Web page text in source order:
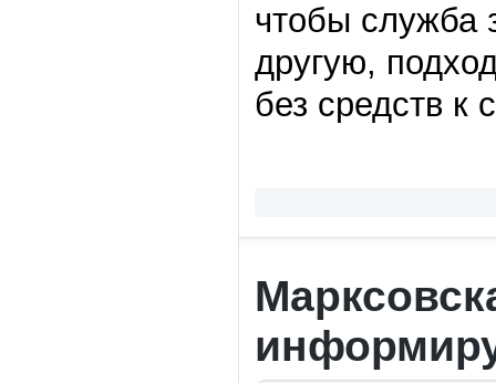
чтобы служба
другую,
без средств к